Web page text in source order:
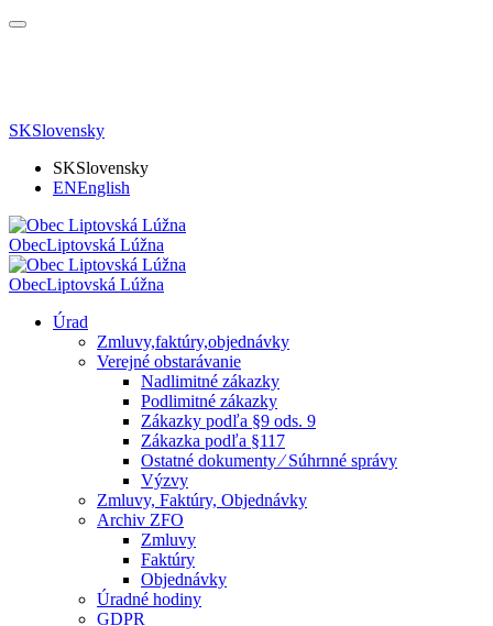
SKSlovensky
SKSlovensky
ENEnglish
ObecLiptovská Lúžna
ObecLiptovská Lúžna
Úrad
Zmluvy,faktúry,objednávky
Verejné obstarávanie
Nadlimitné zákazky
Podlimitné zákazky
Zákazky podľa §9 ods. 9
Zákazka podľa §117
Ostatné dokumenty ⁄ Súhrnné správy
Výzvy
Zmluvy, Faktúry, Objednávky
Archiv ZFO
Zmluvy
Faktúry
Objednávky
Úradné hodiny
GDPR